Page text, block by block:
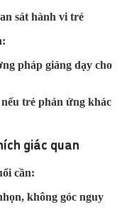
sát hành vi trẻ
pháp giảng dạy cho
trẻ phản ứng khác
giác quan
cần:
không góc nguy